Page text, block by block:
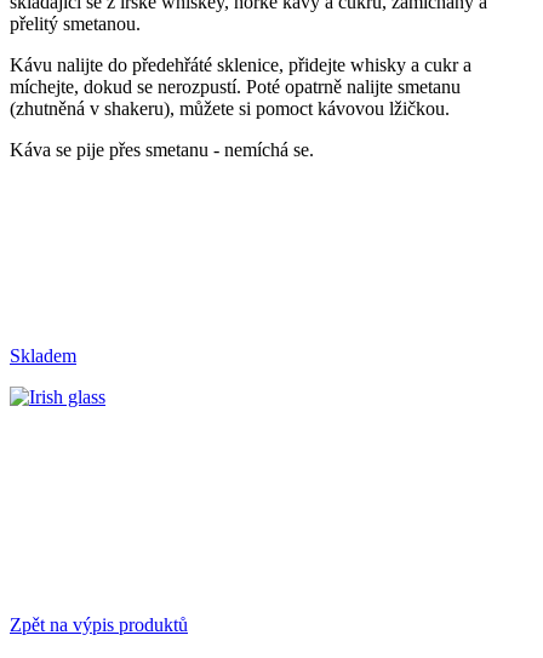
přelitý smetanou.
Kávu nalijte do předehřáté sklenice, přidejte whisky a cukr a
míchejte, dokud se nerozpustí. Poté opatrně nalijte smetanu
(zhutněná v shakeru), můžete si pomoct kávovou lžičkou.
Káva se pije přes smetanu - nemíchá se.
Skladem
Zpět na výpis produktů